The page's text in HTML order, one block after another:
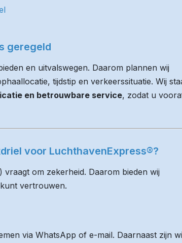
geregeld
en uitvalswegen. Daarom plannen wij
tijdstip en verkeerssituatie. Wij
en betrouwbare service, zodat u
voor LuchthavenExpress®?
om zekerheid. Daarom bieden wij
vertrouwen.
via WhatsApp of e-mail. Daarnaast zijn